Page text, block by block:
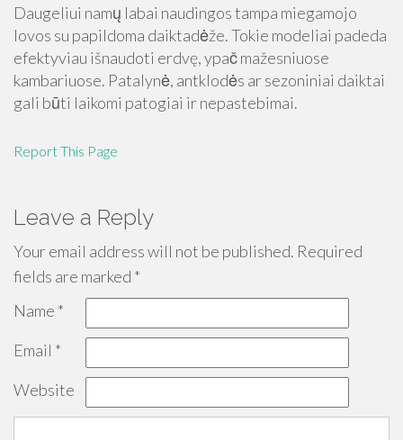
Daugeliui namų labai naudingos tampa miegamojo
lovos su papildoma daiktadėže. Tokie modeliai padeda
efektyviau išnaudoti erdvę, ypač mažesniuose
kambariuose. Patalynė, antklodės ar sezoniniai daiktai
gali būti laikomi patogiai ir nepastebimai.
Report This Page
Leave a Reply
Your email address will not be published. Required
fields are marked *
Name *
Email *
Website